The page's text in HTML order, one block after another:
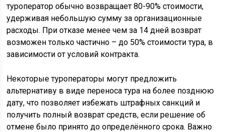
туроператор обычно возвращает 80-90% стоимости,
удерживая небольшую сумму за организационные
расходы. При отказе менее чем за 14 дней возврат
возможен только частично – до 50% стоимости тура, в
зависимости от условий контракта.
Некоторые туроператоры могут предложить
альтернативу в виде переноса тура на более позднюю
дату, что позволяет избежать штрафных санкций и
получить полный возврат средств, если решение об
отмене было принято до определённого срока. Важно